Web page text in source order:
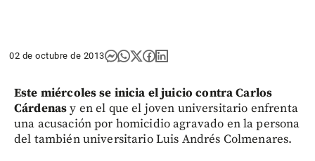
02 de octubre de 2013
Este miércoles se inicia el juicio contra Carlos
Cárdenasy en el que el joven universitario enfrenta
una acusación por homicidio agravado en la persona
del también universitario Luis Andrés Colmenares.